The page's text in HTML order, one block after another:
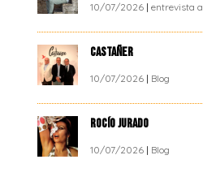
10/07/2026| entrevista a
CASTAÑER
10/07/2026| Blog
ROCÍO JURADO
10/07/2026| Blog